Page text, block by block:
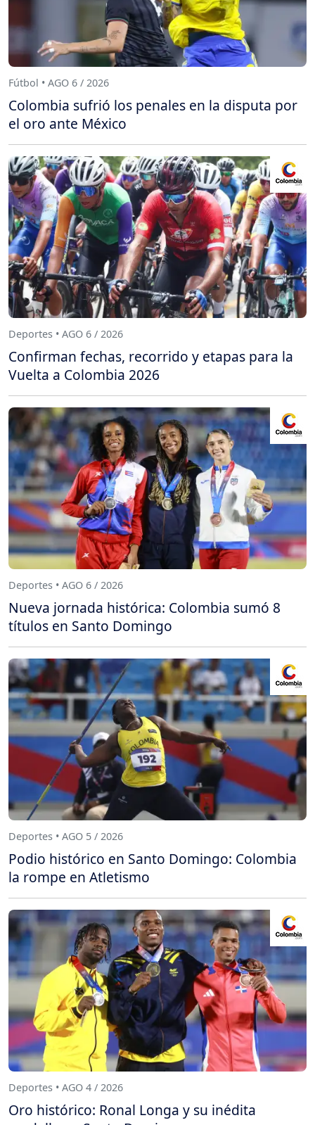
Fútbol • AGO 6 / 2026
Colombia sufrió los penales en la disputa por
el oro ante México
Deportes • AGO 6 / 2026
Confirman fechas, recorrido y etapas para la
Vuelta a Colombia 2026
Deportes • AGO 6 / 2026
Nueva jornada histórica: Colombia sumó 8
títulos en Santo Domingo
Deportes • AGO 5 / 2026
Podio histórico en Santo Domingo: Colombia
la rompe en Atletismo
Deportes • AGO 4 / 2026
Oro histórico: Ronal Longa y su inédita